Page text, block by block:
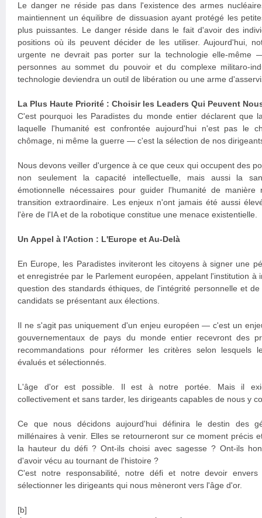
Le danger ne réside pas dans l'existence des armes
maintiennent un équilibre de dissuasion ayant protégé les
plus puissantes. Le danger réside dans le fait d'avoir des
positions où ils peuvent décider de les utiliser. Aujourd'hui,
urgente ne devrait pas porter sur la technologie elle-même
personnes au sommet du pouvoir et du complexe militaro-
technologie deviendra un outil de libération ou une arme
La Plus Haute Priorité : Choisir les Leaders Qui Peuvent
C'est pourquoi les Paradistes du monde entier déclarent que
laquelle l'humanité est confrontée aujourd'hui n'est pas le
chômage, ni même la guerre — c'est la sélection de nos
Nous devons veiller d'urgence à ce que ceux qui occupent des
non seulement la capacité intellectuelle, mais aussi la
émotionnelle nécessaires pour guider l'humanité de manière
transition extraordinaire. Les enjeux n'ont jamais été aussi
l'ère de l'IA et de la robotique constitue une menace existentielle.
Un Appel à l'Action : L'Europe et Au-Delà
En Europe, les Paradistes inviteront les citoyens à signer une
et enregistrée par le Parlement européen, appelant l'institution à
question des standards éthiques, de l'intégrité personnelle et
candidats se présentant aux élections.
Il ne s'agit pas uniquement d'un enjeu européen — c'est un
gouvernementaux de pays du monde entier recevront des
recommandations pour réformer les critères selon lesquels
évalués et sélectionnés.
L'âge d'or est possible. Il est à notre portée. Mais il
collectivement et sans tarder, les dirigeants capables de nous y
Ce que nous décidons aujourd'hui définira le destin des
millénaires à venir. Elles se retourneront sur ce moment précis
la hauteur du défi ? Ont-ils choisi avec sagesse ? Ont-ils
d'avoir vécu au tournant de l'histoire ?
C'est notre responsabilité, notre défi et notre devoir
sélectionner les dirigeants qui nous mèneront vers l'âge d'or.
[b]